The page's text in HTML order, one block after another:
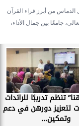
من أبرز قراء القرآن
جامعًا بين جمال الأداء،
تنظم تدريبًا للرائدات
لتعزيز دورهن في دعم
وتمكين...